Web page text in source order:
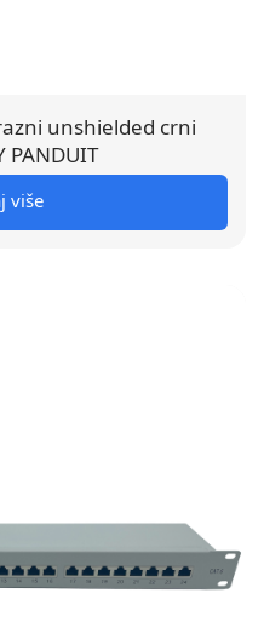
unshielded crni
PANDUIT
više